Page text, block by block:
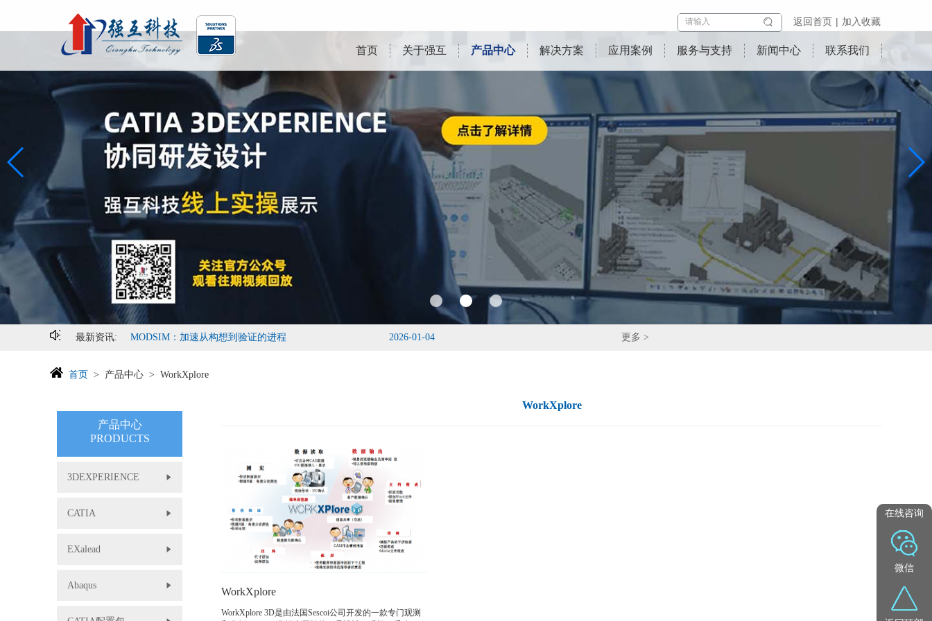
返回首页 加入收藏
首页 关于强互 产品中心 解决方案 应用案例 服务与支持 新闻中心 联系我们
最新资讯: 更多 >
MODSIM：加速从构想到验证的进程 2026-01-04
首页 产品中心 WorkXplore
产品中心
PRODUCTS
3DEXPERIENCE
CATIA
EXalead
Abaqus
WorkXplore
WorkXplore
WorkXplore 3D是由法国Sescoi公司开发的一款专门观测
在线咨询
微信